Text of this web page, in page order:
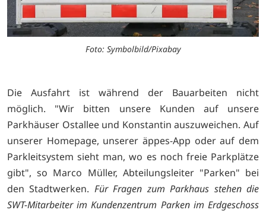
Foto: Symbolbild/Pixabay
Die Ausfahrt ist während der Bauarbeiten nicht
möglich. "Wir bitten unsere Kunden auf unsere
Parkhäuser Ostallee und Konstantin auszuweichen. Auf
unserer Homepage, unserer äppes-App oder auf dem
Parkleitsystem sieht man, wo es noch freie Parkplätze
gibt", so Marco Müller, Abteilungsleiter "Parken" bei
den Stadtwerken. Für Fragen zum Parkhaus stehen die
SWT-Mitarbeiter im Kundenzentrum Parken im Erdgeschoss